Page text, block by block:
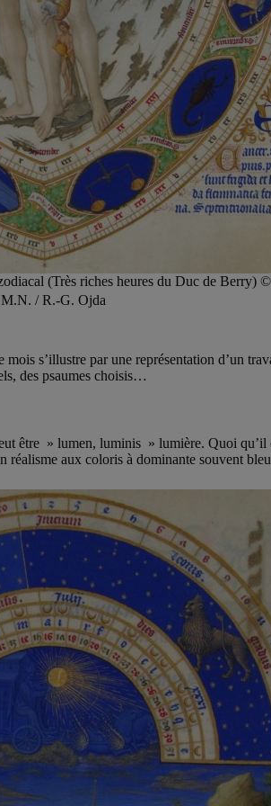
(Très riches heures du Duc de Berry)
/ R.-G. Ojda
s’illustre par une représentation d’un
des psaumes choisis…
être » lumen, luminis » lumière. Quoi
réalisme aux coloris à dominante souvent